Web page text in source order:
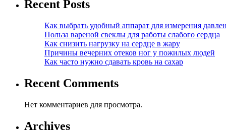
Recent Posts
Как выбрать удобный аппарат для измерения
Польза вареной свеклы для работы слабого сердца
Как снизить нагрузку на сердце в жару
Причины вечерних отеков ног у пожилых людей
Как часто нужно сдавать кровь на сахар
Recent Comments
Нет комментариев для просмотра.
Archives